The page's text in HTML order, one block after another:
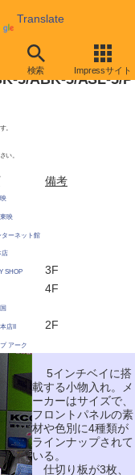
Translate
検索 Impressサイト
5/ABK-5/ASL-5/P
。
い。
備考
映
ターネット館
店
SHOP
3F
4F
店II
2F
アーク
5インチベイに搭
載する小物入れ。メ
ーカーはサイズで、
フロントパネルの素
材や色別に4種類が
ラインナップされて
いる。
仕切り板が3枚、